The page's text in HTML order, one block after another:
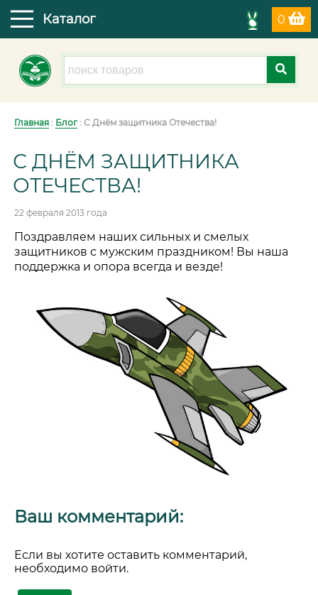
0
Каталог
Главная : Блог: С Днём защитника Отечества!
С ДНЁМ ЗАЩИТНИКА
ОТЕЧЕСТВА!
22 февраля 2013 года
Поздравляем наших сильных и смелых
защитников с мужским праздником! Вы наша
поддержка и опора всегда и везде!
Ваш комментарий:
Если вы хотите оставить комментарий,
необходимо войти.